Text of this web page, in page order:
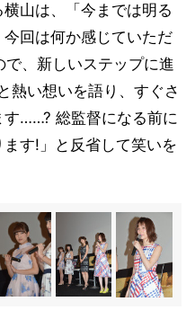
山は、「今までは明る
回は何か感じていただ
、新しいステップに進
熱い想いを語り、すぐさ
す……? 総監督になる前に
す!」と反省して笑いを